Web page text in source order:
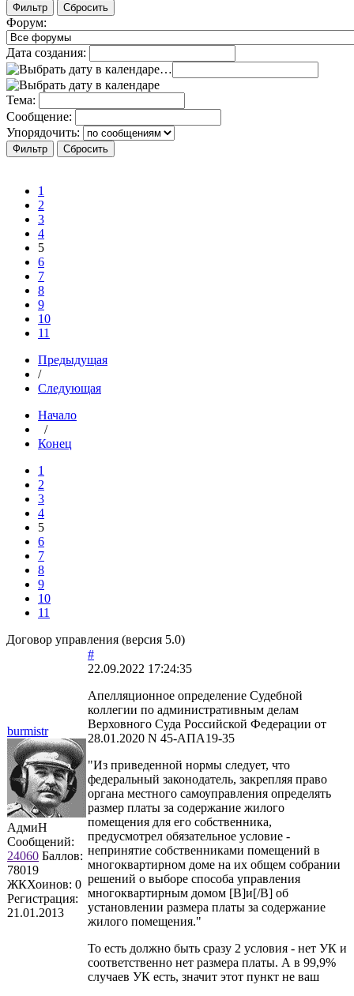
Фильтр Сбросить
Форум:
Дата создания:
…
Тема:
Сообщение:
Упорядочить:
1
2
3
4
5
6
7
8
9
10
11
Предыдущая
/
Следующая
Начало
/
Конец
1
2
3
4
5
6
7
8
9
10
11
Договор управления (версия 5.0)
burmistr
АдмиН
Сообщений:
24060 Баллов:
78019
ЖКХоинов: 0
Регистрация:
21.01.2013
#
22.09.2022 17:24:35
Апелляционное определение Судебной
коллегии по административным делам
Верховного Суда Российской Федерации от
28.01.2020 N 45-АПА19-35
"Из приведенной нормы следует, что
федеральный законодатель, закрепляя право
органа местного самоуправления определять
размер платы за содержание жилого
помещения для его собственника,
предусмотрел обязательное условие -
непринятие собственниками помещений в
многоквартирном доме на их общем собрании
решений о выборе способа управления
многоквартирным домом [B]и[/B] об
установлении размера платы за содержание
жилого помещения."
То есть должно быть сразу 2 условия - нет УК и
соответственно нет размера платы. А в 99,9%
случаев УК есть, значит этот пункт не ваш